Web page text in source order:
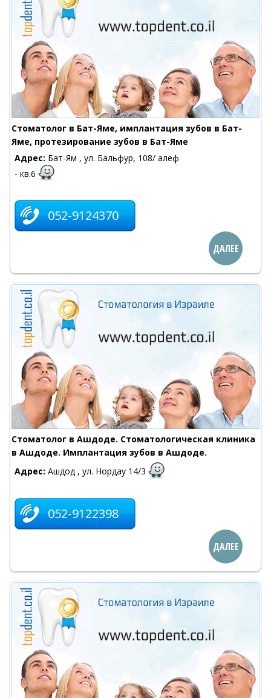
Cтоматолог в Бат-Яме, имплантация зубов в Бат-
Яме, протезирование зубов в Бат-Яме
Адрес: Бат-Ям , ул. Бальфур, 108/ алеф
- кв.6
052-9124370
ДАЛЕЕ
Стоматолог в Ашдоде. Стоматологическая клиника
в Ашдоде. Имплантация зубов в Ашдоде.
Адрес: Ашдод , ул. Нордау 14/3
052-9122398
ДАЛЕЕ